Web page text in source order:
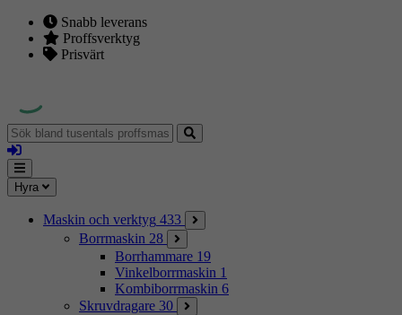
Snabb leverans
Proffsverktyg
Prisvärt
Sök
bland
tusentals
proffsmaskiner
Logga
in
Mina
sidor
Meny
Hyra
Maskin och verktyg 433
Borrmaskin 28
Borrhammare 19
Vinkelborrmaskin 1
Kombiborrmaskin 6
Skruvdragare 30